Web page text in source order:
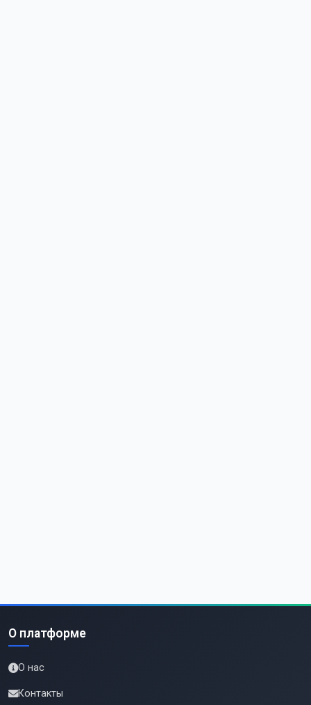
О платформе
О нас
Контакты